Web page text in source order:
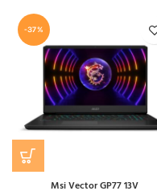
-37%
Msi Vector GP77 13V